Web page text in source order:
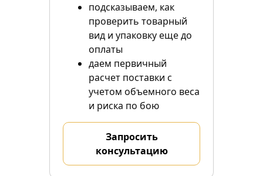
подсказываем, как
проверить товарный
вид и упаковку еще до
оплаты
даем первичный
расчет поставки с
учетом объемного веса
и риска по бою
Запросить
консультацию